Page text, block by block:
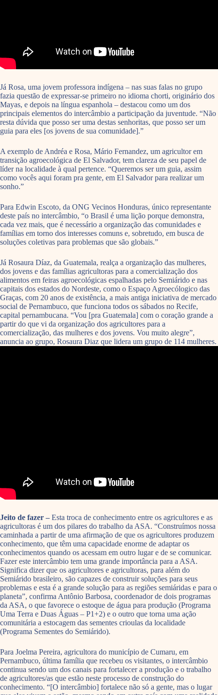
Já Rosa, uma jovem professora indígena – nas suas falas no grupo
fazia questão de expressar-se primeiro no idioma chorti, originário dos
Mayas, e depois na língua espanhola – destacou como um dos
principais elementos do intercâmbio a participação da juventude. “Não
resta dúvida que posso ser uma destas senhoritas, que posso ser um
guia para eles [os jovens de sua comunidade].”
A exemplo de Andréa e Rosa, Mário Fernandez, um agricultor em
transição agroecológica de El Salvador, tem clareza de seu papel de
líder na localidade à qual pertence. “Queremos ser um guia, assim
como vocês aqui foram pra gente, em El Salvador para realizar um
sonho.”
Para Edwin Escoto, da ONG Vecinos Honduras, único representante
deste país no intercâmbio, “o Brasil é uma lição porque demonstra,
cada vez mais, que é necessário a organização das comunidades e
famílias em torno dos interesses comuns e, sobretudo, em busca de
soluções coletivas para problemas que são globais.”
Já Rosaura Díaz, da Guatemala, realça a organização das mulheres,
dos jovens e das famílias agricultoras para a comercialização dos
alimentos em feiras agroecológicas espalhadas pelo Semiárido e nas
capitais dos estados do Nordeste, como o Espaço Agroecólogico das
Graças, com 20 anos de existência, a mais antiga iniciativa de mercado
social de Pernambuco, que funciona todos os sábados no Recife,
capital pernambucana. “Vou [pra Guatemala] com o coração grande a
partir do que vi da organização dos agricultores para a
comercialização, das mulheres e dos jovens. Vou muito alegre”,
anuncia ao grupo, Rosaura Diaz que lidera um grupo de 114 mulheres.
Jeito de fazer – Esta troca de conhecimento entre os agricultores e as
agricultoras é um dos pilares do trabalho da ASA. “Construímos nossa
caminhada a partir de uma afirmação de que os agricultores produzem
conhecimento, que têm uma capacidade enorme de adaptar os
conhecimentos quando os acessam em outro lugar e de se comunicar.
Fazer este intercâmbio tem uma grande importância para a ASA.
Significa dizer que os agricultores e agricultoras, para além do
Semiárido brasileiro, são capazes de construir soluções para seus
problemas e esta é a grande solução para as regiões semiáridas e para o
planeta”, confirma Antônio Barbosa, coordenador de dois programas
da ASA, o que favorece o estoque de água para produção (Programa
Uma Terra e Duas Águas – P1+2) e o outro que torna uma ação
comunitária a estocagem das sementes crioulas da localidade
(Programa Sementes do Semiárido).
Para Joelma Pereira, agricultora do município de Cumaru, em
Pernambuco, última família que recebeu os visitantes, o intercâmbio
continua sendo um dos canais para fortalecer a produção e o trabalho
de agricultores/as que estão neste processo de construção do
conhecimento. “[O intercâmbio] fortalece não só a gente, mas o lugar